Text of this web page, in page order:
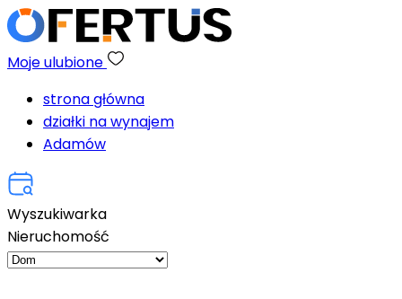
Moje ulubione
strona główna
działki na wynajem
Adamów
Wyszukiwarka
Nieruchomość